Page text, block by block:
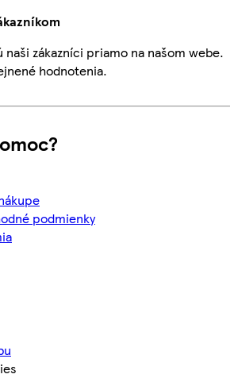
zákazníci priamo na našom webe.
hodnotenia.
podmienky